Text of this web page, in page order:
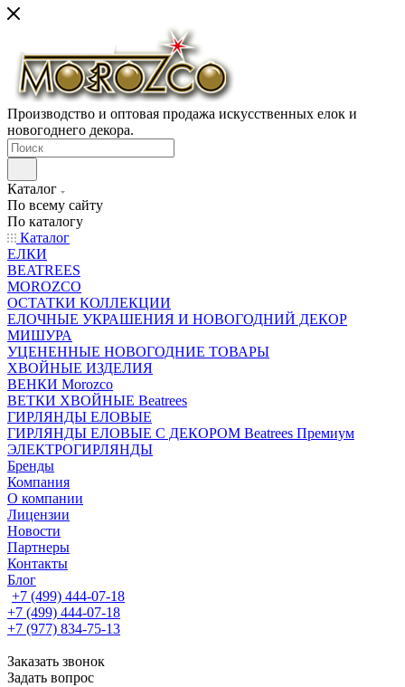
Производство и оптовая продажа искусственных елок и
новогоднего декора.
Каталог
По всему сайту
По каталогу
Каталог
ЕЛКИ
BEATREES
MOROZCO
ОСТАТКИ КОЛЛЕКЦИИ
ЕЛОЧНЫЕ УКРАШЕНИЯ И НОВОГОДНИЙ ДЕКОР
МИШУРА
УЦЕНЕННЫЕ НОВОГОДНИЕ ТОВАРЫ
ХВОЙНЫЕ ИЗДЕЛИЯ
ВЕНКИ Morozco
ВЕТКИ ХВОЙНЫЕ Beatrees
ГИРЛЯНДЫ ЕЛОВЫЕ
ГИРЛЯНДЫ ЕЛОВЫЕ С ДЕКОРОМ Beatrees Премиум
ЭЛЕКТРОГИРЛЯНДЫ
Бренды
Компания
О компании
Лицензии
Новости
Партнеры
Контакты
Блог
+7 (499) 444-07-18
+7 (499) 444-07-18
+7 (977) 834-75-13
Заказать звонок
Задать вопрос